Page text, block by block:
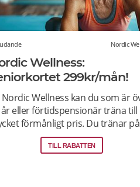
Nordic
Wellness:
299kr/mån!
Nordic Wellness kan du som är
år eller förtidspensionär träna till
förmånligt pris. Du tränar på
klubbar i Sverige och har tillgång
gym och gruppträning. Läs mer
TILL RABATTEN